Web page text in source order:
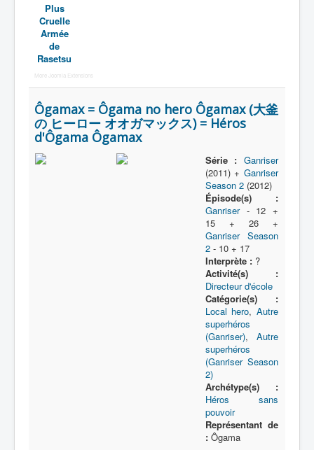
Plus
Cruelle
Armée
de
Rasetsu
More Joomla Extensions
Ôgamax = Ôgama no hero Ôgamax (大釜
の ヒーロー オオガマックス) = Héros
d'Ôgama Ôgamax
Série : Ganriser
(2011) + Ganriser
Season 2(2012)
Épisode(s) :
Ganriser- 12 +
15 + 26 +
Ganriser Season
2- 10 + 17
Interprète :?
Activité(s) :
Directeur d'école
Catégorie(s) :
Local hero, Autre
superhéros
(Ganriser), Autre
superhéros
(Ganriser Season
2)
Archétype(s) :
Héros sans
pouvoir
Représentant de
:Ôgama